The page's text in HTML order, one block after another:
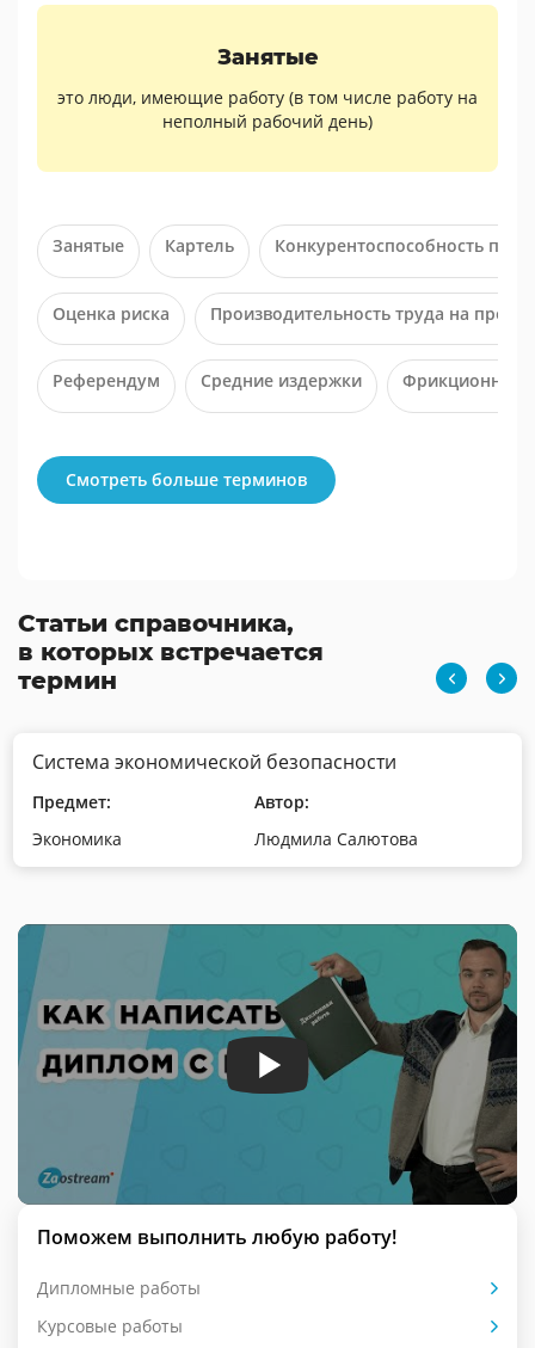
Занятые
это люди, имеющие работу (в том числе работу на
неполный рабочий день)
Занятые Картель Конкурентоспособность
Оценка риска Производительность труда на
Референдум Средние издержки Фрикционная
Смотреть больше терминов
Статьи справочника,
в которых встречается
термин
Система экономической безопасности
Предмет:
Экономика
Автор:
Людмила Салютова
Поможем выполнить любую работу!
Дипломные работы
Курсовые работы